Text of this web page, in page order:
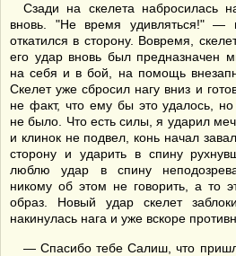
Сзади на скелета набросилась
вновь. "Не время удивляться!" —
откатился в сторону. Вовремя,
его удар вновь был предназначен
на себя и в бой, на помощь
Скелет уже сбросил нагу вниз и
не факт, что ему бы это удалось,
не было. Что есть силы, я ударил
и клинок не подвел, конь начал
сторону и ударить в спину
люблю удар в спину
никому об этом не говорить, а то
образ. Новый удар скелет
накинулась нага и уже вскоре
— Спасибо тебе Салиш, что